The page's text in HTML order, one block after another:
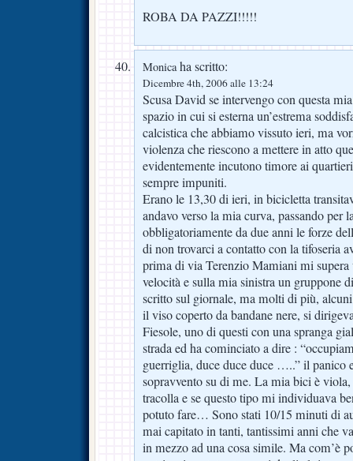
ROBA DA PAZZI!!!!!
Monicaha scritto:
Dicembre 4th, 2006 alle 13:24
Scusa David se intervengo con questa
spazio in cui si esterna un’estrema
calcistica che abbiamo vissuto ieri, ma
violenza che riescono a mettere in atto
evidentemente incutono timore ai
sempre impuniti.
Erano le 13,30 di ieri, in bicicletta
andavo verso la mia curva, passando per
obbligatoriamente da due anni le forze
di non trovarci a contatto con la tifoseria
prima di via Terenzio Mamiani mi supera
velocità e sulla mia sinistra un gruppone
scritto sul giornale, ma molti di più,
il viso coperto da bandane nere, si
Fiesole, uno di questi con una spranga
strada ed ha cominciato a dire :
guerriglia, duce duce duce …..” il panico
sopravvento su di me. La mia bici è
tracolla e se questo tipo mi individuava
potuto fare… Sono stati 10/15 minuti di
mai capitato in tanti, tantissimi anni che
in mezzo ad una cosa simile. Ma com’è